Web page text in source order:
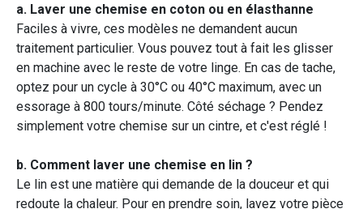
a. Laver une chemise en coton ou en élasthanne
Faciles à vivre, ces modèles ne demandent aucun
traitement particulier. Vous pouvez tout à fait les glisser
en machine avec le reste de votre linge. En cas de tache,
optez pour un cycle à 30°C ou 40°C maximum, avec un
essorage à 800 tours/minute. Côté séchage ? Pendez
simplement votre chemise sur un cintre, et c'est réglé !
b. Comment laver une chemise en lin ?
Le lin est une matière qui demande de la douceur et qui
redoute la chaleur. Pour en prendre soin, lavez votre pièce